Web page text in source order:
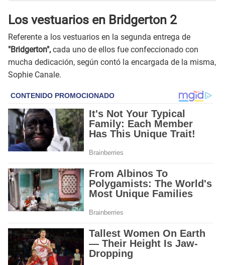
Los vestuarios en Bridgerton 2
Referente a los vestuarios en la segunda entrega de
"Bridgerton", cada uno de ellos fue confeccionado con
mucha dedicación, según contó la encargada de la misma,
Sophie Canale.